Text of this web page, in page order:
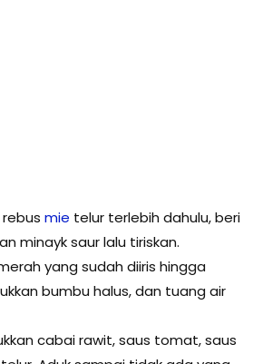
mie telur terlebih dahulu, beri
minayk saur lalu tiriskan.
yang sudah diiris hingga
bumbu halus, dan tuang air
cabai rawit, saus tomat, saus